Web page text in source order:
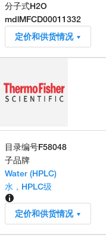
分子式H2O
mdlMFCD00011332
定价和供货情况
目录编号F58048
子品牌
Water (HPLC)
水，HPLC级
定价和供货情况